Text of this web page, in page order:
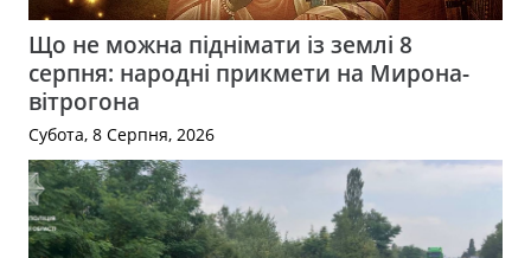
Що не можна піднімати із землі 8
серпня: народні прикмети на Мирона-
вітрогона
Субота, 8 Серпня, 2026